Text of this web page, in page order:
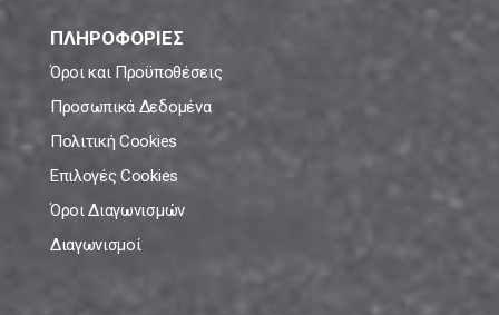
ΠΛΗΡΟΦΟΡΙΕΣ
Όροι και Προϋποθέσεις
Προσωπικά Δεδομένα
Πολιτική Cookies
Επιλογές Cookies
Όροι Διαγωνισμών
Διαγωνισμοί